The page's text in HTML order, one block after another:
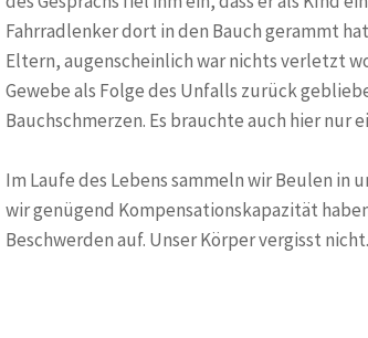
Triggerpunkte
in der Osteopathie
Fahrradlenker dort in den Bauch gerammt
Eltern, augenscheinlich war nichts verletzt
Gewebe als Folge des Unfalls zurück
Bauchschmerzen. Es brauchte auch hier nur
Im Laufe des Lebens sammeln wir Beulen in
wir genügend Kompensationskapazität
Beschwerden auf. Unser Körper vergisst nicht.